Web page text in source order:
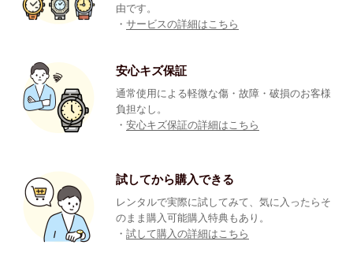
由です。
・サービスの詳細はこちら
安心キズ保証
通常使用による軽微な傷・故障・破損のお客様
負担なし。
・安心キズ保証の詳細はこちら
試してから購入できる
レンタルで実際に試してみて、気に入ったらそ
のまま購入可能購入特典もあり。
・試して購入の詳細はこちら